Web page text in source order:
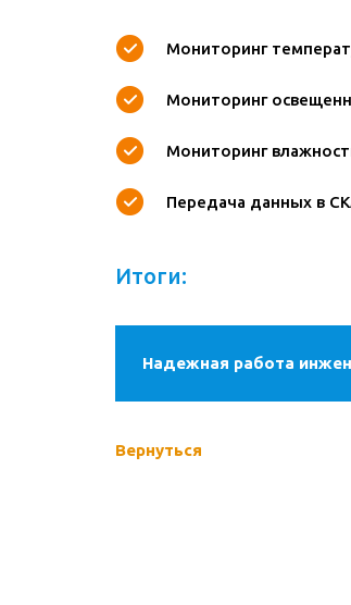
Мониторинг
Мониторинг
Мониторинг
Передача данных в
Итоги:
Надежная работа
Вернуться